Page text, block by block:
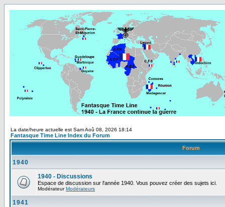
La date/heure actuelle est Sam Aoû 08, 2026 18:14
Fantasque Time Line Index du Forum
Forum
1940
1940 - Discussions
Espace de discussion sur l'année 1940. Vous pouvez créer des sujets ici.
ModérateurModérateurs
1941